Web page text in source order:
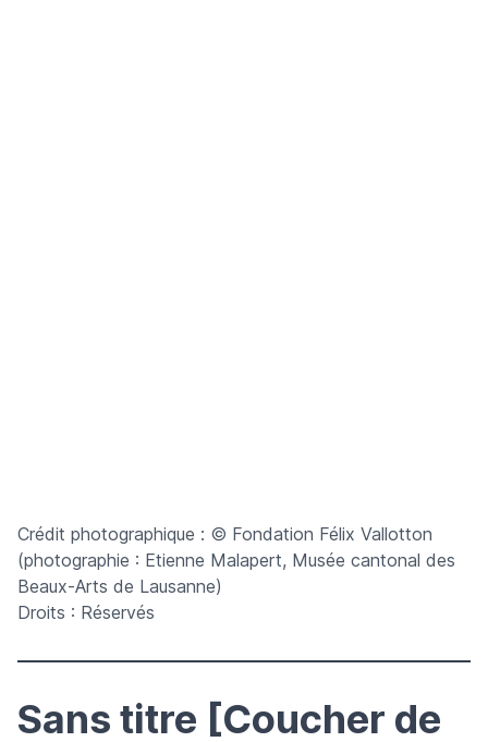
Crédit photographique : © Fondation Félix Vallotton
(photographie : Etienne Malapert, Musée cantonal des
Beaux-Arts de Lausanne)
Droits : Réservés
Sans titre [Coucher de